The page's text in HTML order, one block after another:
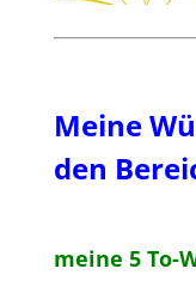
Meine
den
meine 5 To-